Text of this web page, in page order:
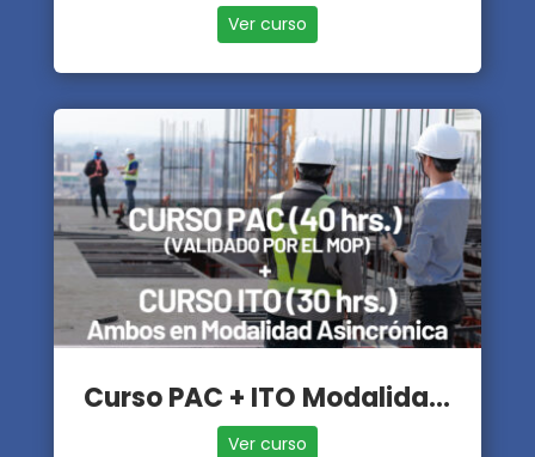
Ver curso
Curso PAC + ITO Modalidad Asincrónica
Ver curso